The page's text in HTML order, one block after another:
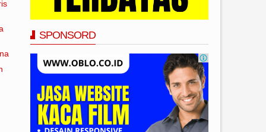
SPONSORD